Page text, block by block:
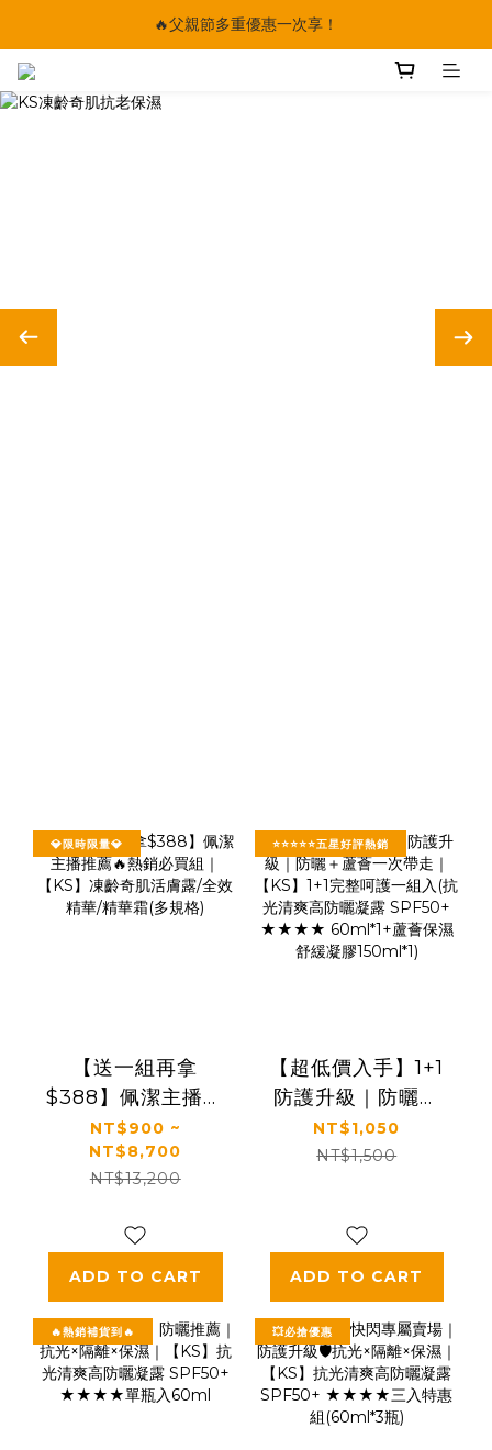
🔥父親節多重優惠一次享！
🔥父親節多重優惠一次享！
💎限時限量💎
【送一組再拿
$388】佩潔主播推
薦🔥熱銷必買組｜
【KS】凍齡奇肌活
膚露/全效精華/精華
NT$900 ~
NT$8,700
NT$13,200
ADD TO CART
⭐⭐⭐⭐⭐五星好評熱銷
【超低價入手】1+1
防護升級｜防曬＋
蘆薈一次帶走｜
【KS】1+1完整呵護
★★★★
60ml*1+蘆薈保濕
舒緩凝膠150ml*1)
NT$1,050
NT$1,500
ADD TO CART
🔥熱銷補貨到🔥 💥必搶優惠